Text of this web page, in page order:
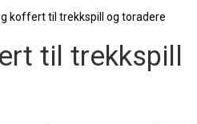
koffert til trekkspill og toradere
til trekkspill